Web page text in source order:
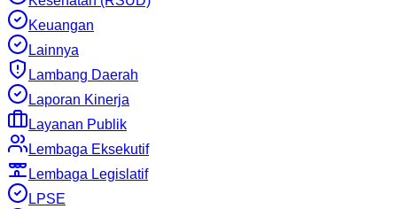
Keuangan
Lainnya
Lambang Daerah
Laporan Kinerja
Layanan Publik
Lembaga Eksekutif
Lembaga Legislatif
LPSE